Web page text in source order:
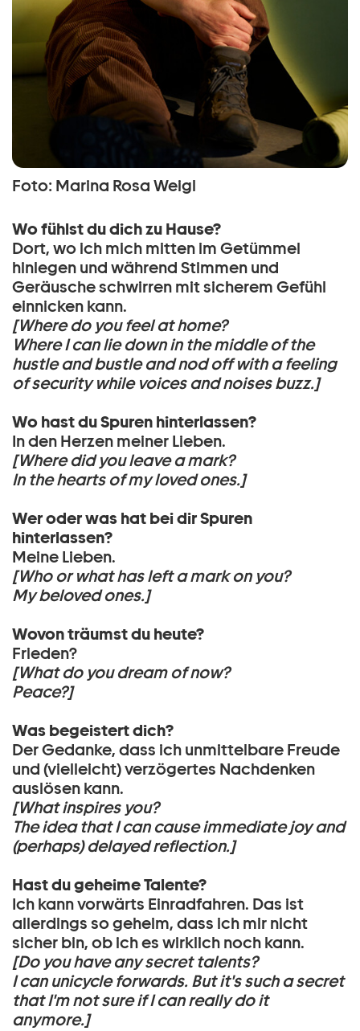
Foto: Marina Rosa Weigl
Wo fühlst du dich zu Hause?
Dort, wo ich mich mitten im Getümmel
hinlegen und während Stimmen und
Geräusche schwirren mit sicherem Gefühl
einnicken kann.
[Where do you feel at home?
Where I can lie down in the middle of the
hustle and bustle and nod off with a feeling
of security while voices and noises buzz.]
Wo hast du Spuren hinterlassen?
In den Herzen meiner Lieben.
[Where did you leave a mark?
In the hearts of my loved ones.]
Wer oder was hat bei dir Spuren
hinterlassen?
Meine Lieben.
[Who or what has left a mark on you?
My beloved ones.]
Wovon träumst du heute?
Frieden?
[What do you dream of now?
Peace?]
Was begeistert dich?
Der Gedanke, dass ich unmittelbare Freude
und (vielleicht) verzögertes Nachdenken
auslösen kann.
[What inspires you?
The idea that I can cause immediate joy and
(perhaps) delayed reflection.]
Hast du geheime Talente?
Ich kann vorwärts Einradfahren. Das ist
allerdings so geheim, dass ich mir nicht
sicher bin, ob ich es wirklich noch kann.
[Do you have any secret talents?
I can unicycle forwards. But it's such a secret
that I'm not sure if I can really do it
anymore.]